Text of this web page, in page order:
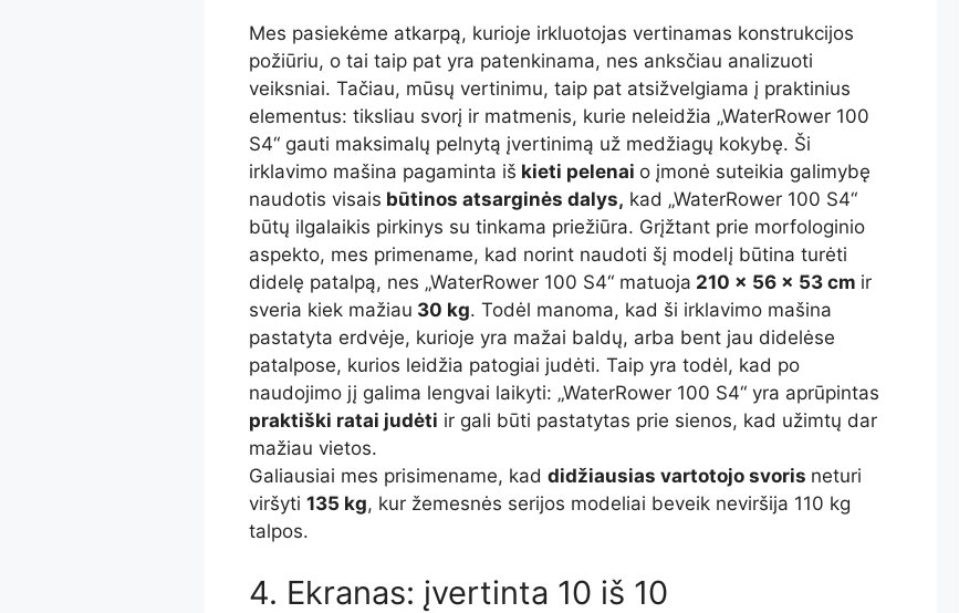
Mes pasiekėme atkarpą, kurioje irkluotojas vertinamas konstrukcijos
požiūriu, o tai taip pat yra patenkinama, nes anksčiau analizuoti
veiksniai. Tačiau, mūsų vertinimu, taip pat atsižvelgiama į praktinius
elementus: tiksliau svorį ir matmenis, kurie neleidžia „WaterRower 100
S4“ gauti maksimalų pelnytą įvertinimą už medžiagų kokybę. Ši
irklavimo mašina pagaminta iš kieti pelenai o įmonė suteikia galimybę
naudotis visais būtinos atsarginės dalys, kad „WaterRower 100 S4“
būtų ilgalaikis pirkinys su tinkama priežiūra. Grįžtant prie morfologinio
aspekto, mes primename, kad norint naudoti šį modelį būtina turėti
didelę patalpą, nes „WaterRower 100 S4“ matuoja 210 x 56 x 53 cm ir
sveria kiek mažiau 30 kg. Todėl manoma, kad ši irklavimo mašina
pastatyta erdvėje, kurioje yra mažai baldų, arba bent jau didelėse
patalpose, kurios leidžia patogiai judėti. Taip yra todėl, kad po
naudojimo jį galima lengvai laikyti: „WaterRower 100 S4“ yra aprūpintas
praktiški ratai judėti ir gali būti pastatytas prie sienos, kad užimtų dar
mažiau vietos.
Galiausiai mes prisimename, kad didžiausias vartotojo svoris neturi
viršyti 135 kg, kur žemesnės serijos modeliai beveik neviršija 110 kg
talpos.
4. Ekranas: įvertinta 10 iš 10